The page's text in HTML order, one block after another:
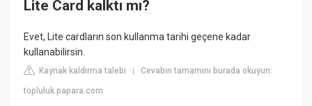
Lite Card kalktı mı?
Evet, Lite cardların son kullanma tarihi geçene kadar
kullanabilirsin.
Kaynak kaldırma talebi |Cevabın tamamını burada okuyun:
topluluk.papara.com